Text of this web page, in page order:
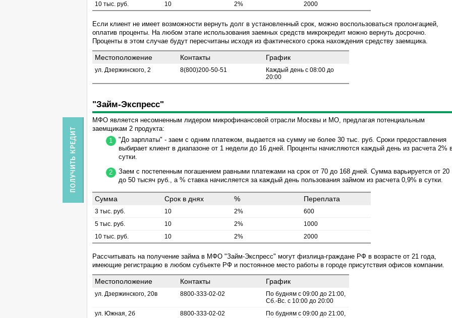
10 тыс. руб.
10 2% 2000
Если клиент не имеет возможности вернуть долг в установленный срок, можно воспользоваться пролонгацией,
оплатив проценты. На любом этапе использования заемных средств микрокредит можно вернуть досрочно.
Проценты в этом случае будут пересчитаны исходя из фактического срока нахождения средству заемщика.
Местоположение Контакты График
ул. Дзержинского, 2 8(800)200-50-51
Каждый день с 08:00 до
20:00
"Займ-Экспресс"
МФО является несомненным лидером микрофинансовой отрасли Москвы и МО, предлагая потенциальным
заемщикам 2 продукта:
"До зарплаты" - заем с одним платежом, выдается на сумму не более 30 тыс. руб. Сроки предоставления
выбирает клиент в диапазоне от 1 недели до 16 дней. Проценты начисляются каждый день из расчета 2%
сутки.
Заем с постепенным погашением равными платежами на срок от 70 до 168 дней. Сумма варьируется от 20
до 50 тысяч руб., а % ставка начисляется за каждый день пользования займом из расчета 0,9% в сутки.
Сумма Срок в днях % Переплата
3 тыс. руб. 10 2%
600
5 тыс. руб.
10 2%
1000
10 тыс. руб.
10 2% 2000
Рассчитывать на получение займа в МФО "Займ-Экспресс" могут физлица-граждане РФ в возрасте от 21 года,
имеющие регистрацию в любом субъекте РФ и постоянное место работы в городе присутствия офисов компании.
Местоположение Контакты График
ул. Дзержинского, 20в 8800-333-02-02
По будням с 09:00 до 21:00,
Сб.-Вс. с 10:00 до 20:00
ул. Южная, 2б
8800-333-02-02
По будням с 09:00 до 21:00,